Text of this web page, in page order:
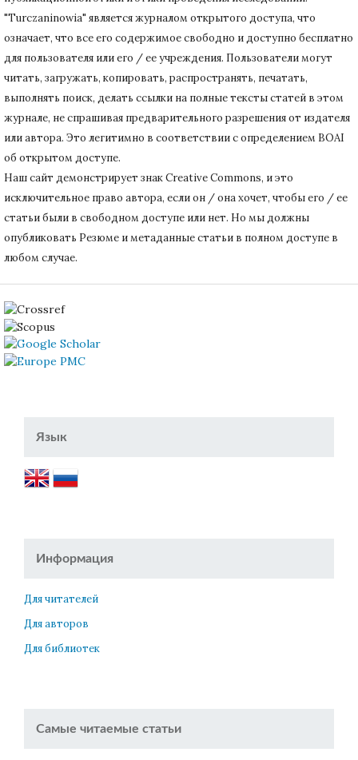
"Turczaninowia" является журналом открытого доступа, что
означает, что все его содержимое свободно и доступно бесплатно
для пользователя или его / ее учреждения. Пользователи могут
читать, загружать, копировать, распространять, печатать,
выполнять поиск, делать ссылки на полные тексты статей в этом
журнале, не спрашивая предварительного разрешения от издателя
или автора. Это легитимно в соответствии с определением BOAI
об открытом доступе.
Наш сайт демонстрирует знак Creative Commons, и это
исключительное право автора, если он / она хочет, чтобы его / ее
статьи были в свободном доступе или нет. Но мы должны
опубликовать Резюме и метаданные статьи в полном доступе в
любом случае.
Язык
Информация
Для читателей
Для авторов
Для библиотек
Самые читаемые статьи